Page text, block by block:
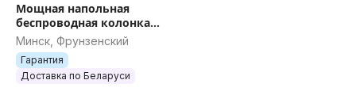
Мощная напольная
беспроводная колонка
Mivo MD-804 с караоке и
2-мя микрофонами, с
ручкой, 1200W, RGB
Минск, Фрунзенский
Гарантия
Доставка по Беларуси